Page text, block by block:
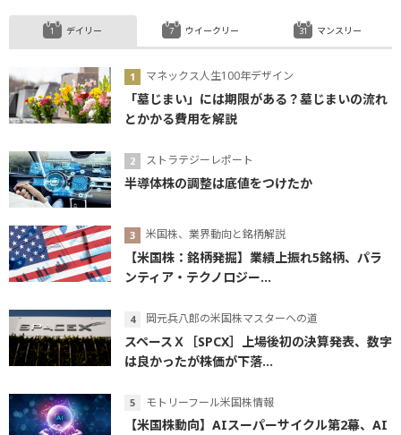
デイリー
マネックス人生100年デザイン
「墓じまい」には期限がある？墓じまいの流れ
とかかる費用を解説
ストラテジーレポート
半導体株の調整は底値をつけたか
米国株、業界動向と銘柄解説
【米国株：銘柄発掘】業績上振れ5銘柄、パラ
ンティア・テクノロジー...
岡元兵八郎の米国株マスターへの道
スペースＸ［SPCX］上場後初の決算発表、数字
は良かったが株価が下落...
モトリーフール米国株情報
【米国株動向】AIスーパーサイクル第2幕、AI
ウイークリー マンスリー